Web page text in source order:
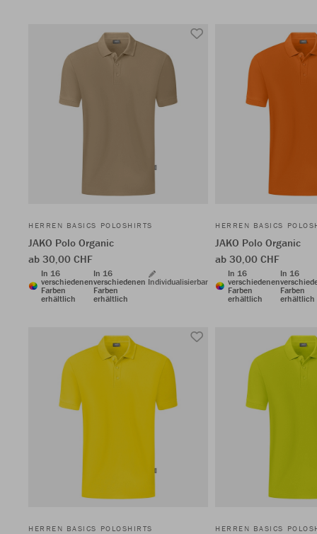
HERREN BASICS POLOSHIRTS
JAKO Polo Organic
ab 30,00 CHF
In 16
verschiedenen
Farben
erhältlich
In 16
verschiedenen
Farben
erhältlich
Individualisierbar
HERREN BASICS
JAKO Polo Organic
ab 30,00 CHF
In 16
verschiedenen
Farben
erhältlich
In 16
Farben
erhältlich
HERREN BASICS POLOSHIRTS HERREN BASICS